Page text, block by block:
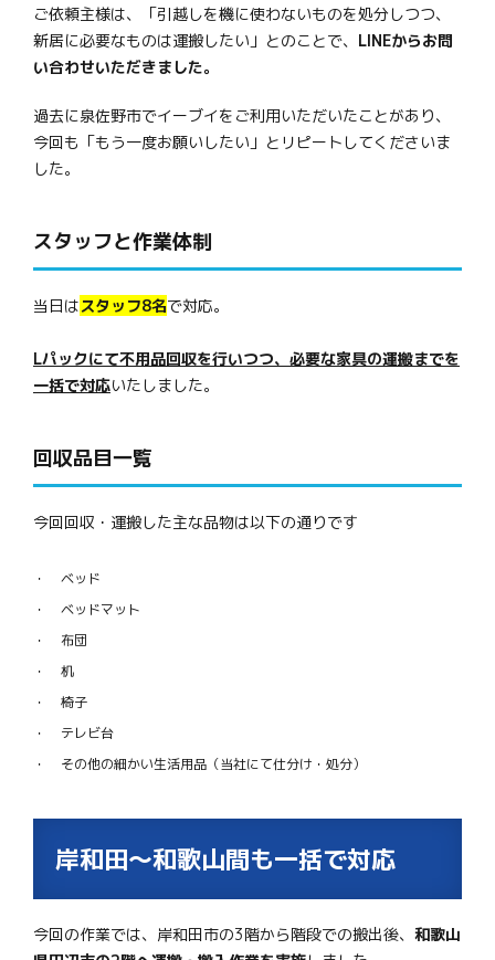
ご依頼主様は、「引越しを機に使わないものを処分しつつ、
新居に必要なものは運搬したい」とのことで、 LINEからお問
い合わせいただきました。
過去に泉佐野市でイーブイをご利用いただいたことがあり、
今回も「もう一度お願いしたい」とリピートしてくださいま
した。
スタッフと作業体制
当日はスタッフ8名で対応。
Lパックにて不用品回収を行いつつ、必要な家具の運搬までを
一括で対応いたしました。
回収品目一覧
今回回収・運搬した主な品物は以下の通りです
ベッド
ベッドマット
布団
机
椅子
テレビ台
その他の細かい生活用品（当社にて仕分け・処分）
岸和田〜和歌山間も一括で対応
今回の作業では、岸和田市の3階から階段での搬出後、 和歌山